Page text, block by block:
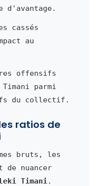
cassés
au
offensifs
parmi
du collectif.
ratios de
bruts, les
de nuancer
Timani.